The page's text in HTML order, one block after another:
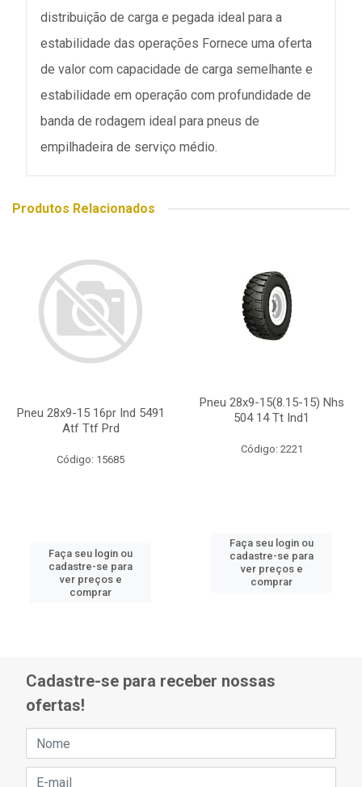
distribuição de carga e pegada ideal para a
estabilidade das operações Fornece uma oferta
de valor com capacidade de carga semelhante e
estabilidade em operação com profundidade de
banda de rodagem ideal para pneus de
empilhadeira de serviço médio.
Produtos Relacionados
Pneu 28x9-15 16pr Ind 5491
Atf Ttf Prd
Código: 15685
Faça seu login ou
cadastre-se para
ver preços e
comprar
Pneu 28x9-15(8.15-15) Nhs
504 14 Tt Ind1
Código: 2221
Faça seu login ou
cadastre-se para
ver preços e
comprar
Cadastre-se para receber nossas
ofertas!